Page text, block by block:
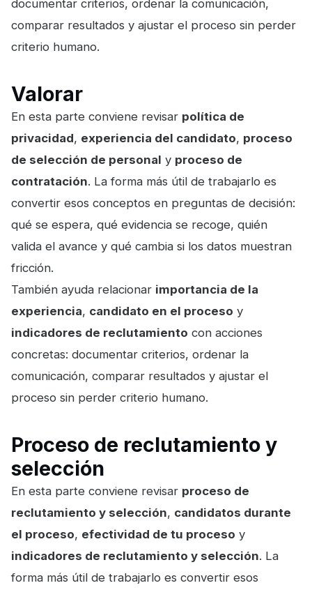
documentar criterios, ordenar la comunicación,
comparar resultados y ajustar el proceso sin perder
criterio humano.
Valorar
En esta parte conviene revisar política de
privacidad, experiencia del candidato, proceso
de selección de personal y proceso de
contratación. La forma más útil de trabajarlo es
convertir esos conceptos en preguntas de decisión:
qué se espera, qué evidencia se recoge, quién
valida el avance y qué cambia si los datos muestran
fricción.
También ayuda relacionar importancia de la
experiencia, candidato en el proceso y
indicadores de reclutamiento con acciones
concretas: documentar criterios, ordenar la
comunicación, comparar resultados y ajustar el
proceso sin perder criterio humano.
Proceso de reclutamiento y
selección
En esta parte conviene revisar proceso de
reclutamiento y selección, candidatos durante
el proceso, efectividad de tu proceso y
indicadores de reclutamiento y selección. La
forma más útil de trabajarlo es convertir esos